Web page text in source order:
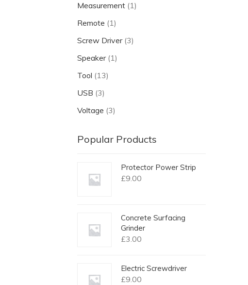
Measurement (1)
Remote (1)
Screw Driver (3)
Speaker (1)
Tool (13)
USB (3)
Voltage (3)
Popular Products
Protector Power Strip
£9.00
Concrete Surfacing
Grinder
£3.00
Electric Screwdriver
£9.00